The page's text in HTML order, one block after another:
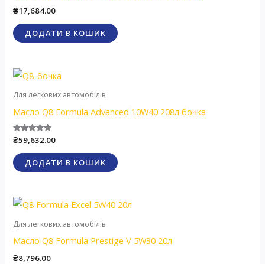
₴17,684.00
ДОДАТИ В КОШИК
Для легкових автомобілів
Масло Q8 Formula Advanced 10W40 208л бочка
Оцінено в
5.00
з 5
₴59,632.00
ДОДАТИ В КОШИК
Для легкових автомобілів
Масло Q8 Formula Prestige V 5W30 20л
₴8,796.00